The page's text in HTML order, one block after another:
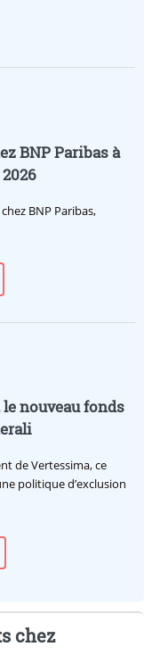
BNP Paribas à
BNP Paribas,
nouveau fonds
de Vertessima, ce
politique d’exclusion
chez